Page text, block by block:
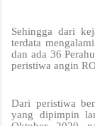
Sehingga dari
terdata
dan ada 36
peristiwa angin
Dari peristiwa
yang dipimpin